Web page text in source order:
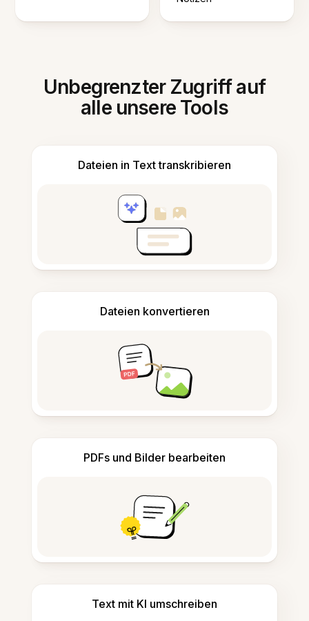
Unbegrenzter Zugriff auf
alle unsere Tools
Dateien in Text transkribieren
Dateien konvertieren
PDFs und Bilder bearbeiten
Text mit KI umschreiben